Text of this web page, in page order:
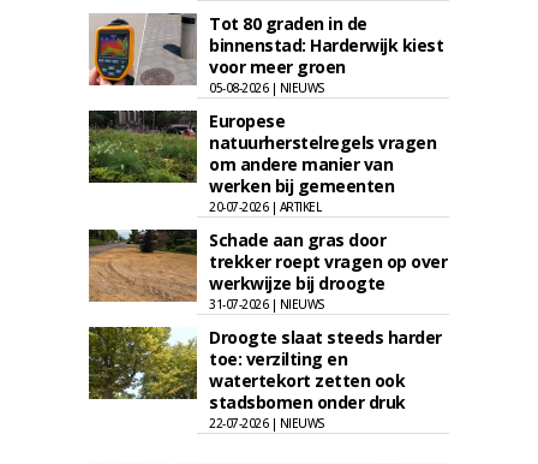
Tot 80 graden in de
binnenstad: Harderwijk kiest
voor meer groen
05-08-2026 | NIEUWS
Europese
natuurherstelregels vragen
om andere manier van
werken bij gemeenten
20-07-2026 | ARTIKEL
Schade aan gras door
trekker roept vragen op over
werkwijze bij droogte
31-07-2026 | NIEUWS
Droogte slaat steeds harder
toe: verzilting en
watertekort zetten ook
stadsbomen onder druk
22-07-2026 | NIEUWS